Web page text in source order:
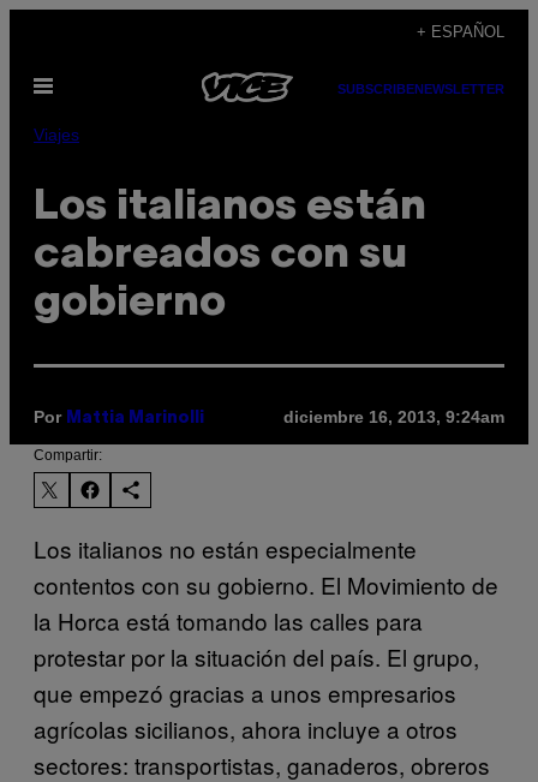
contenido
+ ESPAÑOL
Abrir
SUBSCRIBENEWSLETTER
Viajes
Los italianos están
cabreados con su
gobierno
Por Mattia Marinolli diciembre 16, 2013, 9:24am
Compartir:
Los italianos no están especialmente
contentos con su gobierno. El Movimiento de
la Horca está tomando las calles para
protestar por la situación del país. El grupo,
que empezó gracias a unos empresarios
agrícolas sicilianos, ahora incluye a otros
sectores: transportistas, ganaderos, obreros